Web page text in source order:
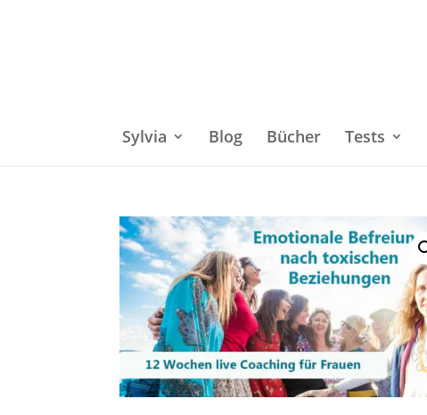
Sylvia Blog Bücher Tests